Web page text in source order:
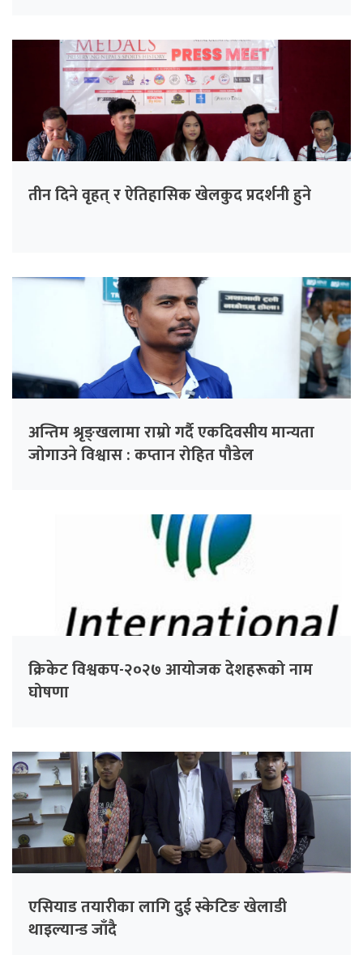
तीन दिने वृहत् र ऐतिहासिक खेलकुद प्रदर्शनी हुने
अन्तिम श्रृङ्खलामा राम्रो गर्दै एकदिवसीय मान्यता
जोगाउने विश्वास : कप्तान रोहित पौडेल
क्रिकेट विश्वकप-२०२७ आयोजक देशहरूको नाम
घोषणा
एसियाड तयारीका लागि दुई स्केटिङ खेलाडी
थाइल्यान्ड जाँदै